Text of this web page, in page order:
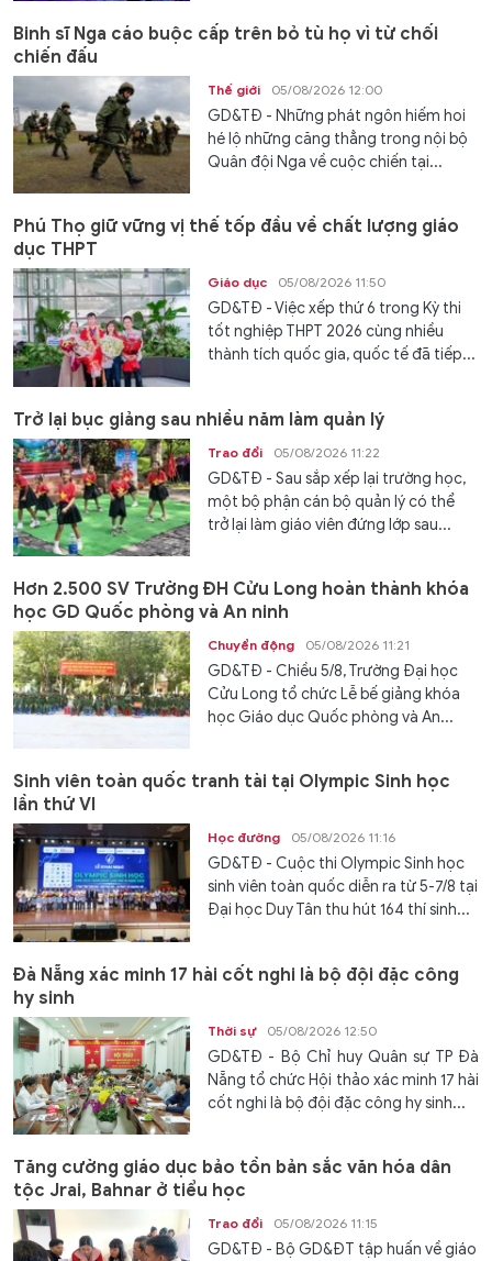
Binh sĩ Nga cáo buộc cấp trên bỏ tù họ vì từ chối
chiến đấu
Thế giới 05/08/2026 12:00
GD&TĐ - Những phát ngôn hiếm hoi
hé lộ những căng thẳng trong nội bộ
Quân đội Nga về cuộc chiến tại...
Phú Thọ giữ vững vị thế tốp đầu về chất lượng giáo
dục THPT
Giáo dục 05/08/2026 11:50
GD&TĐ - Việc xếp thứ 6 trong Kỳ thi
tốt nghiệp THPT 2026 cùng nhiều
thành tích quốc gia, quốc tế đã tiếp...
Trở lại bục giảng sau nhiều năm làm quản lý
Trao đổi 05/08/2026 11:22
GD&TĐ - Sau sắp xếp lại trường học,
một bộ phận cán bộ quản lý có thể
trở lại làm giáo viên đứng lớp sau...
Hơn 2.500 SV Trường ĐH Cửu Long hoàn thành khóa
học GD Quốc phòng và An ninh
Chuyển động 05/08/2026 11:21
GD&TĐ - Chiều 5/8, Trường Đại học
Cửu Long tổ chức Lễ bế giảng khóa
học Giáo dục Quốc phòng và An...
Sinh viên toàn quốc tranh tài tại Olympic Sinh học
lần thứ VI
Học đường 05/08/2026 11:16
GD&TĐ - Cuộc thi Olympic Sinh học
sinh viên toàn quốc diễn ra từ 5-7/8 tại
Đại học Duy Tân thu hút 164 thí sinh...
Đà Nẵng xác minh 17 hài cốt nghi là bộ đội đặc công
hy sinh
Thời sự 05/08/2026 12:50
GD&TĐ - Bộ Chỉ huy Quân sự TP Đà
Nẵng tổ chức Hội thảo xác minh 17 hài
cốt nghi là bộ đội đặc công hy sinh...
Tăng cường giáo dục bảo tồn bản sắc văn hóa dân
tộc Jrai, Bahnar ở tiểu học
Trao đổi 05/08/2026 11:15
GD&TĐ - Bộ GD&ĐT tập huấn về giáo